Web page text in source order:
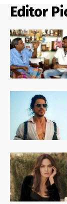
Editor